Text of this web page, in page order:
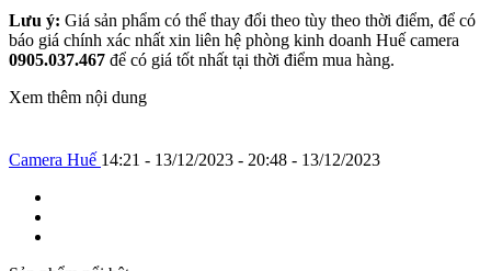
Lưu ý: Giá sản phẩm có thể thay đổi theo tùy theo thời điểm, để có
báo giá chính xác nhất xin liên hệ phòng kinh doanh Huế camera
0905.037.467 để có giá tốt nhất tại thời điểm mua hàng.
Xem thêm nội dung
Camera Huế 14:21 - 13/12/2023 - 20:48 - 13/12/2023